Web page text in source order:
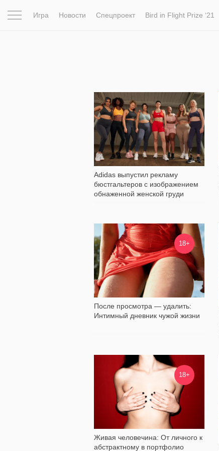
Игра Новости Спецпроект Bird in Flight Prize ‘21
Adidas выпустил рекламу
бюстгальтеров с изображением
обнаженной женской груди
9 829
18+
После просмотра — удалить:
Интимный дневник чужой жизни
145 446
18+
Живая человечина: От личного к
абстрактному в портфолио
5 220